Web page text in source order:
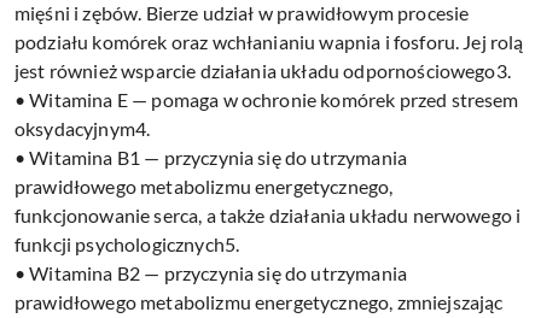
mięśni i zębów. Bierze udział w prawidłowym procesie
podziału komórek oraz wchłanianiu wapnia i fosforu. Jej rolą
jest również wsparcie działania układu odpornościowego3.
• Witamina E — pomaga w ochronie komórek przed stresem
oksydacyjnym4.
• Witamina B1 — przyczynia się do utrzymania
prawidłowego metabolizmu energetycznego,
funkcjonowanie serca, a także działania układu nerwowego i
funkcji psychologicznych5.
• Witamina B2 — przyczynia się do utrzymania
prawidłowego metabolizmu energetycznego, zmniejszając